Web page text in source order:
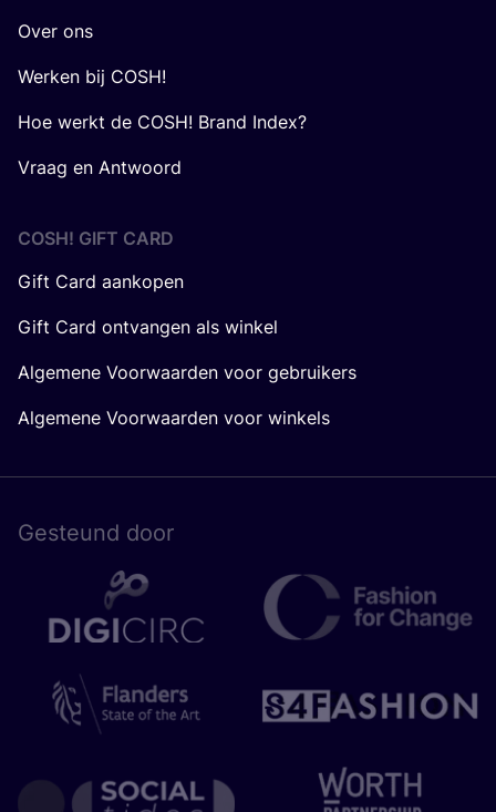
Over ons
Werken bij COSH!
Hoe werkt de COSH! Brand Index?
Vraag en Antwoord
COSH! GIFT CARD
Gift Card aankopen
Gift Card ontvangen als winkel
Algemene Voorwaarden voor gebruikers
Algemene Voorwaarden voor winkels
Gesteund door